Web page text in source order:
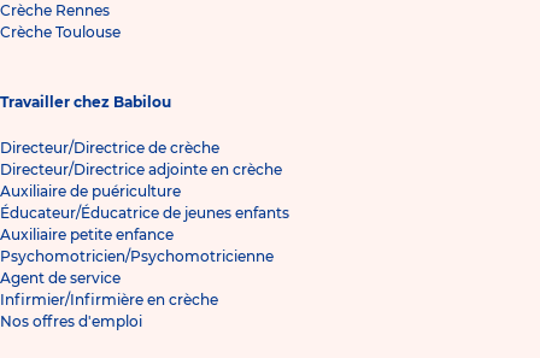
Crèche Rennes
Crèche Toulouse
Travailler chez Babilou
Directeur/Directrice de crèche
Directeur/Directrice adjointe en crèche
Auxiliaire de puériculture
Éducateur/Éducatrice de jeunes enfants
Auxiliaire petite enfance
Psychomotricien/Psychomotricienne
Agent de service
Infirmier/Infirmière en crèche
Nos offres d'emploi